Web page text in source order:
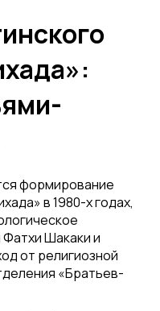
формирование
в 1980-х годах,
Шакаки и
от религиозной
«Братьев-